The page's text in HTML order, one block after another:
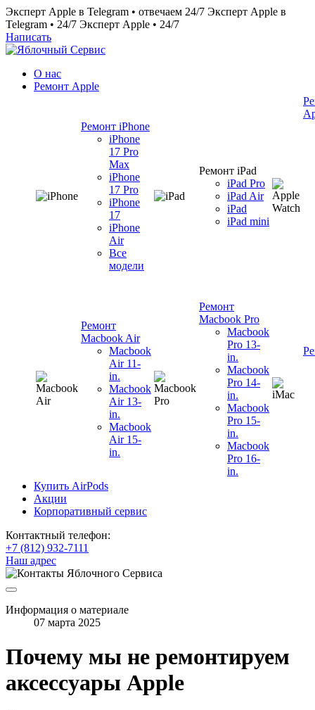
Эксперт Apple в Telegram • отвечаем 24/7 Эксперт Apple в
Telegram • 24/7 Эксперт Apple • 24/7
Написать
О нас
Ремонт Apple
Ремонт iPhone
iPhone
17 Pro
Max
iPhone
17 Pro
iPhone
17
iPhone
Air
Все
модели
Ремонт iPad
iPad Pro
iPad Air
iPad
iPad mini
Ремонт
Macbook Air
Macbook
Air 11-
in.
Macbook
Air 13-
in.
Macbook
Air 15-
in.
Ремонт
Macbook Pro
Macbook
Pro 13-
in.
Macbook
Pro 14-
in.
Macbook
Pro 15-
in.
Macbook
Pro 16-
in.
Купить AirPods
Акции
Корпоративный сервис
Контактный телефон:
+7 (812) 932-7111
Наш адрес
Информация о материале
07 марта 2025
Почему мы не ремонтируем
аксессуары Apple